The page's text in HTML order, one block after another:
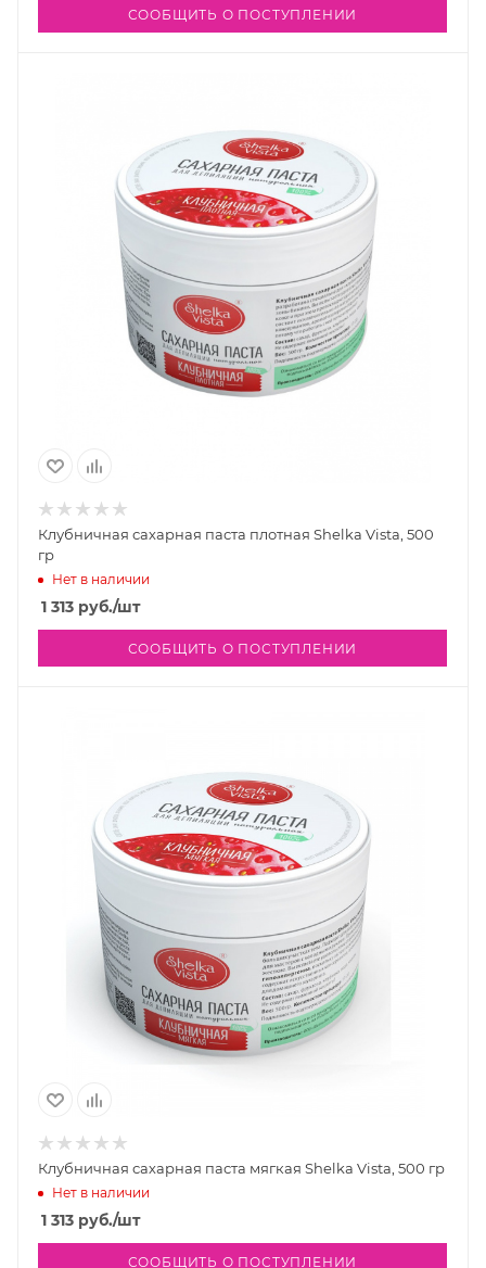
СООБЩИТЬ О ПОСТУПЛЕНИИ
Клубничная сахарная паста плотная Shelka Vista, 500
гр
Нет в наличии
1 313 руб./шт
СООБЩИТЬ О ПОСТУПЛЕНИИ
Клубничная сахарная паста мягкая Shelka Vista, 500 гр
Нет в наличии
1 313 руб./шт
СООБЩИТЬ О ПОСТУПЛЕНИИ